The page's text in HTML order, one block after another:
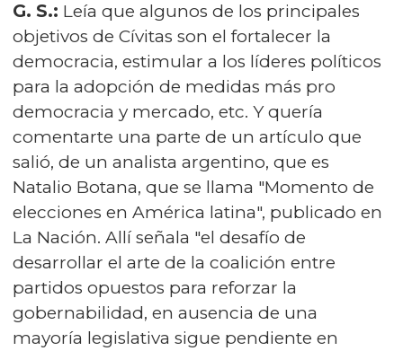
G. S.: Leía que algunos de los principales
objetivos de Cívitas son el fortalecer la
democracia, estimular a los líderes políticos
para la adopción de medidas más pro
democracia y mercado, etc. Y quería
comentarte una parte de un artículo que
salió, de un analista argentino, que es
Natalio Botana, que se llama "Momento de
elecciones en América latina", publicado en
La Nación. Allí señala "el desafío de
desarrollar el arte de la coalición entre
partidos opuestos para reforzar la
gobernabilidad, en ausencia de una
mayoría legislativa sigue pendiente en